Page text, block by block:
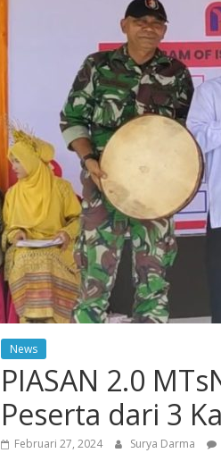
News
PIASAN 2.0
Peserta dari 3
Februari 27, 2024 Surya Darma